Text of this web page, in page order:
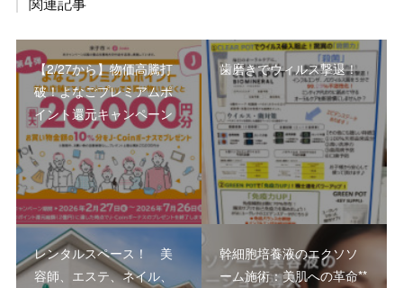
【2/27から】物価高騰打
破！よなごプレミアムポ
イント還元キャンペーン
歯磨きでウィルス撃退！
レンタルスペース！ 美
容師、エステ、ネイル、
幹細胞培養液のエクソソ
ーム施術：美肌への革命**